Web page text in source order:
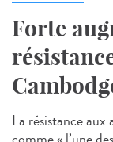
Forte
La résistance